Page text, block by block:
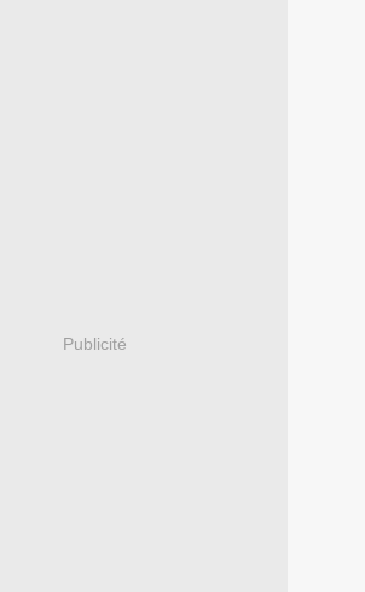
Publicité